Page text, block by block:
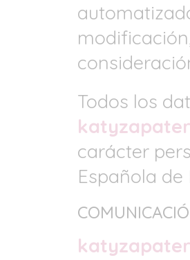
Todos los
carácter
Española